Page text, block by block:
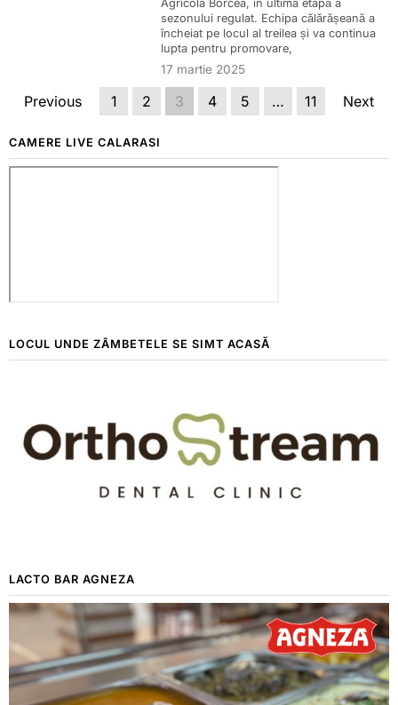
Agricola Borcea, în ultima etapă a
sezonului regulat. Echipa călărășeană a
încheiat pe locul al treilea și va continua
lupta pentru promovare,
17 martie 2025
Previous 1 2 3 4 5 … 11 Next
CAMERE LIVE CALARASI
LOCUL UNDE ZÂMBETELE SE SIMT ACASĂ
LACTO BAR AGNEZA